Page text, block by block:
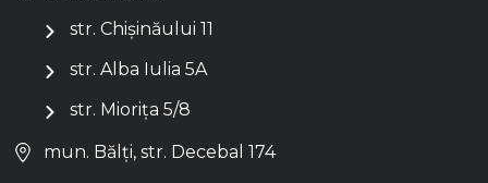
str. Chișinăului 11
str. Alba Iulia 5A
str. Miorița 5/8
mun. Bălți, str. Decebal 174